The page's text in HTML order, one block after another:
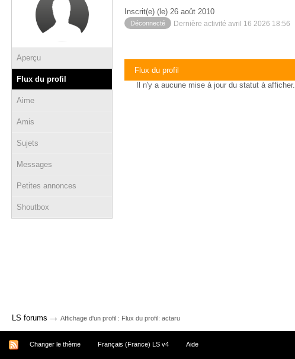
Aperçu
Flux du profil
Aime
Amis
Sujets
Messages
Petites annonces
Shoutbox
Inscrit(e) (le) 26 août 2010
Déconnecté Dernière activité avril 16 2026 18:56
Flux du profil
Il n'y a aucune mise à jour du statut à afficher.
LS forums → Affichage d'un profil : Flux du profil: actaru
Changer le thème Français (France) LS v4 Aide